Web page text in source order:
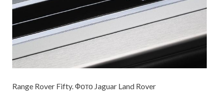
Range Rover Fifty. Фото Jaguar Land Rover